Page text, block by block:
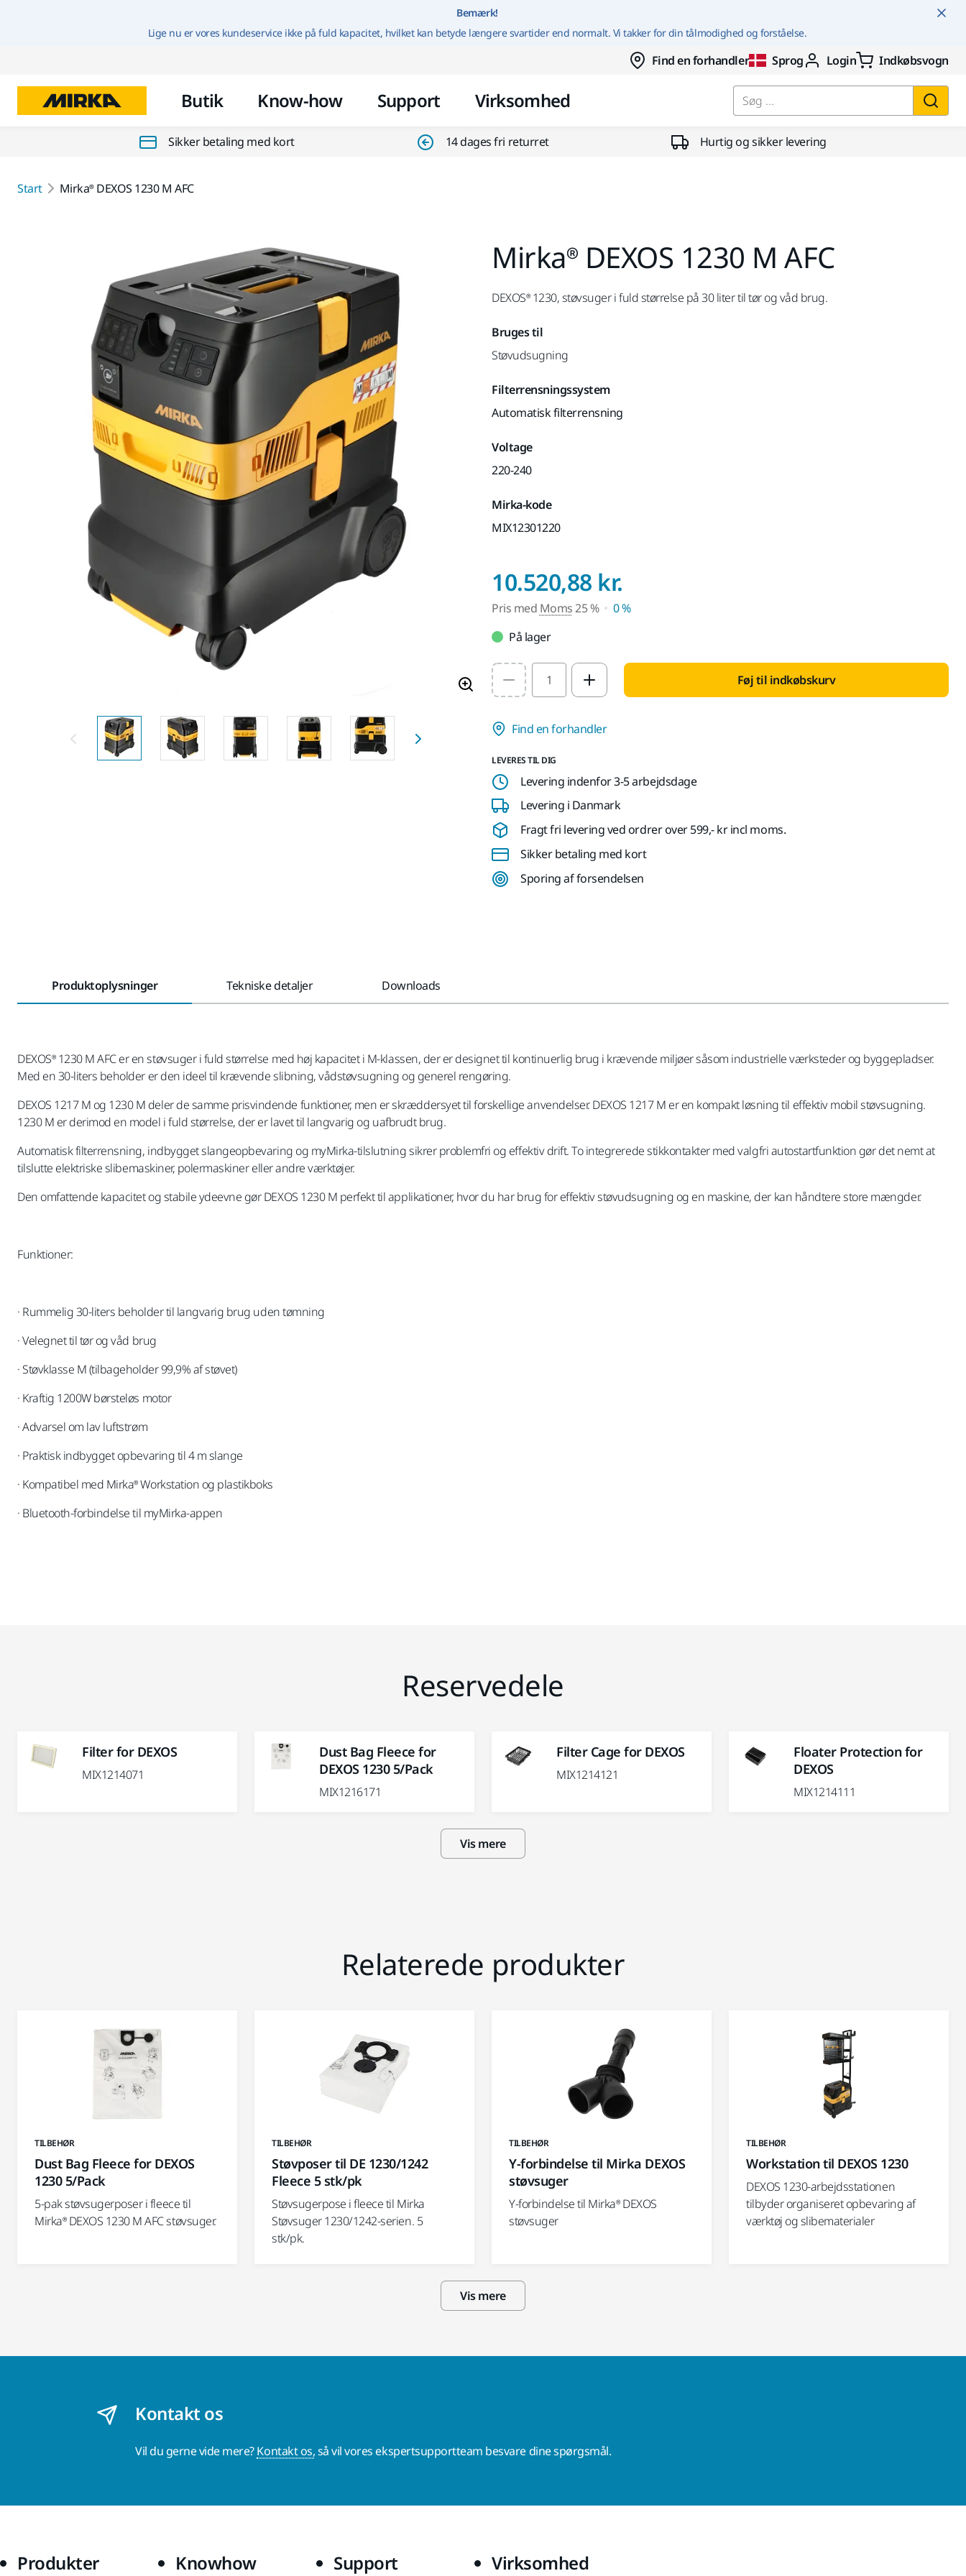
Gå til indhold
Bemærk!
Lige nu er vores kundeservice ikke på fuld kapacitet, hvilket kan betyde længere svartider end normalt. Vi takker for din tålmodighed og forståelse.
Find en forhandler Sprog Login Indkøbsvogn
Butik Know-how Support Virksomhed Søg ...
Sikker betaling med kort 14 dages fri returret Hurtig og sikker levering
Start Mirka® DEXOS 1230 M AFC
Mirka® DEXOS 1230 M AFC
DEXOS® 1230, støvsuger i fuld størrelse på 30 liter til tør og våd brug.
Bruges til
Støvudsugning
Filterrensningssystem
Automatisk filterrensning
Voltage
220-240
Mirka-kode
MIX12301220
10.520,88 kr.
Pris med Moms25 %
0 %
På lager
Select quantity value Føj til indkøbskurv
Find en forhandler
LEVERES TIL DIG
Levering indenfor 3-5 arbejdsdage
Levering i Danmark
Fragt fri levering ved ordrer over 599,- kr incl moms.
Sikker betaling med kort
Sporing af forsendelsen
Produktoplysninger Tekniske detaljer Downloads
DEXOS® 1230 M AFC er en støvsuger i fuld størrelse med høj kapacitet i M-klassen, der er designet til kontinuerlig brug i krævende miljøer såsom industrielle værksteder og byggepladser.
Med en 30-liters beholder er den ideel til krævende slibning, vådstøvsugning og generel rengøring.
DEXOS 1217 M og 1230 M deler de samme prisvindende funktioner, men er skræddersyet til forskellige anvendelser. DEXOS 1217 M er en kompakt løsning til effektiv mobil støvsugning.
1230 M er derimod en model i fuld størrelse, der er lavet til langvarig og uafbrudt brug.
Automatisk filterrensning, indbygget slangeopbevaring og myMirka-tilslutning sikrer problemfri og effektiv drift. To integrerede stikkontakter med valgfri autostartfunktion gør det nemt at
tilslutte elektriske slibemaskiner, polermaskiner eller andre værktøjer.
Den omfattende kapacitet og stabile ydeevne gør DEXOS 1230 M perfekt til applikationer, hvor du har brug for effektiv støvudsugning og en maskine, der kan håndtere store mængder.
Funktioner:
· Rummelig 30-liters beholder til langvarig brug uden tømning
· Velegnet til tør og våd brug
· Støvklasse M (tilbageholder 99,9% af støvet)
· Kraftig 1200W børsteløs motor
· Advarsel om lav luftstrøm
· Praktisk indbygget opbevaring til 4 m slange
· Kompatibel med Mirka® Workstation og plastikboks
· Bluetooth-forbindelse til myMirka-appen
Reservedele
Filter for DEXOS
MIX1214071
Dust Bag Fleece for
DEXOS 1230 5/Pack
MIX1216171
Filter Cage for DEXOS
MIX1214121
Floater Protection for
DEXOS
MIX1214111
Vis mere
Relaterede produkter
TILBEHØR
Dust Bag Fleece for DEXOS
1230 5/Pack
5-pak støvsugerposer i fleece til
Mirka® DEXOS 1230 M AFC støvsuger.
TILBEHØR
Støvposer til DE 1230/1242
Fleece 5 stk/pk
Støvsugerpose i fleece til Mirka
Støvsuger 1230/1242-serien. 5
stk/pk.
TILBEHØR
Y-forbindelse til Mirka DEXOS
støvsuger
Y-forbindelse til Mirka® DEXOS
støvsuger
TILBEHØR
Workstation til DEXOS 1230
DEXOS 1230-arbejdsstationen
tilbyder organiseret opbevaring af
værktøj og slibematerialer
Vis mere
Kontakt os
Vil du gerne vide mere?Kontakt os,så vil vores ekspertsupportteam besvare dine spørgsmål.
Produkter Knowhow Support Virksomhed